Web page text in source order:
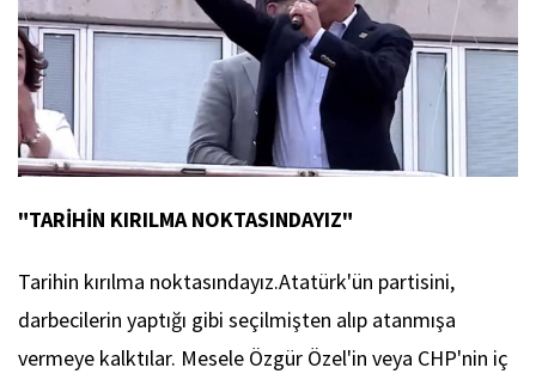
"TARİHİN KIRILMA NOKTASINDAYIZ"
Tarihin kırılma noktasındayız.Atatürk'ün partisini,
darbecilerin yaptığı gibi seçilmişten alıp atanmışa
vermeye kalktılar. Mesele Özgür Özel'in veya CHP'nin iç